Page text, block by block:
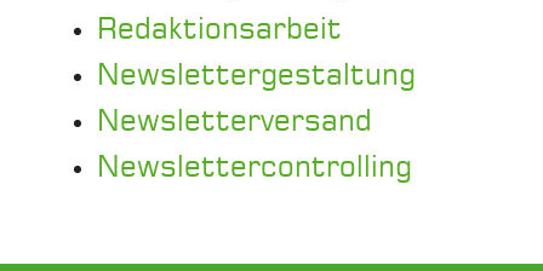
Redaktionsarbeit
Newslettergestaltung
Newsletterversand
Newslettercontrolling